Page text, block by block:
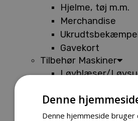
Hjelme, tøj m.m.
Merchandise
Gavekort
Tilbehør Maskiner
Løvblæser/
Tilbehør
Tilbehør
Denne
Denne hjemmeside